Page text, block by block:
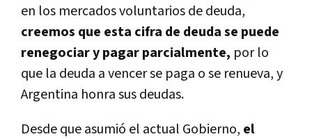
en los mercados voluntarios de deuda,
creemos que esta cifra de deuda se puede
renegociar y pagar parcialmente, por lo
que la deuda a vencer se paga o se renueva, y
Argentina honra sus deudas.
Desde que asumió el actual Gobierno, el